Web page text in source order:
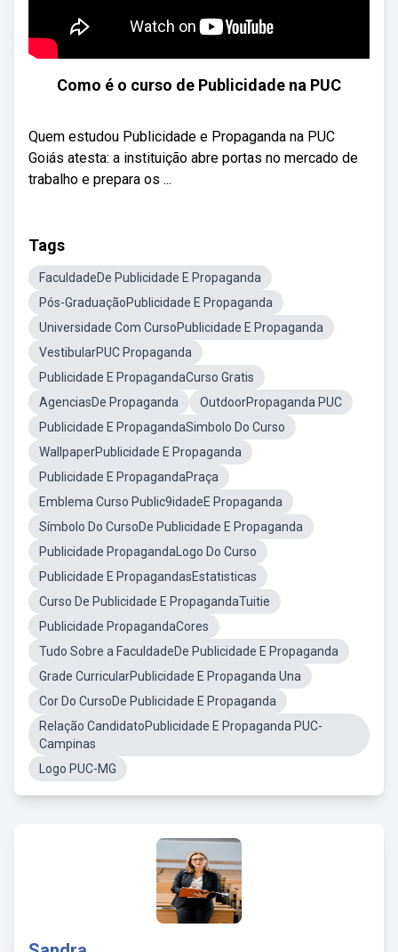
Como é o curso de Publicidade na PUC
Quem estudou Publicidade e Propaganda na PUC
Goiás atesta: a instituição abre portas no mercado de
trabalho e prepara os ...
Tags
FaculdadeDe Publicidade E Propaganda
Pós-GraduaçãoPublicidade E Propaganda
Universidade Com CursoPublicidade E Propaganda
VestibularPUC Propaganda
Publicidade E PropagandaCurso Gratis
AgenciasDe Propaganda
OutdoorPropaganda PUC
Publicidade E PropagandaSimbolo Do Curso
WallpaperPublicidade E Propaganda
Publicidade E PropagandaPraça
Emblema Curso Public9idadeE Propaganda
Símbolo Do CursoDe Publicidade E Propaganda
Publicidade PropagandaLogo Do Curso
Publicidade E PropagandasEstatisticas
Curso De Publicidade E PropagandaTuitie
Publicidade PropagandaCores
Tudo Sobre a FaculdadeDe Publicidade E Propaganda
Grade CurricularPublicidade E Propaganda Una
Cor Do CursoDe Publicidade E Propaganda
Relação CandidatoPublicidade E Propaganda PUC-
Campinas
Logo PUC-MG